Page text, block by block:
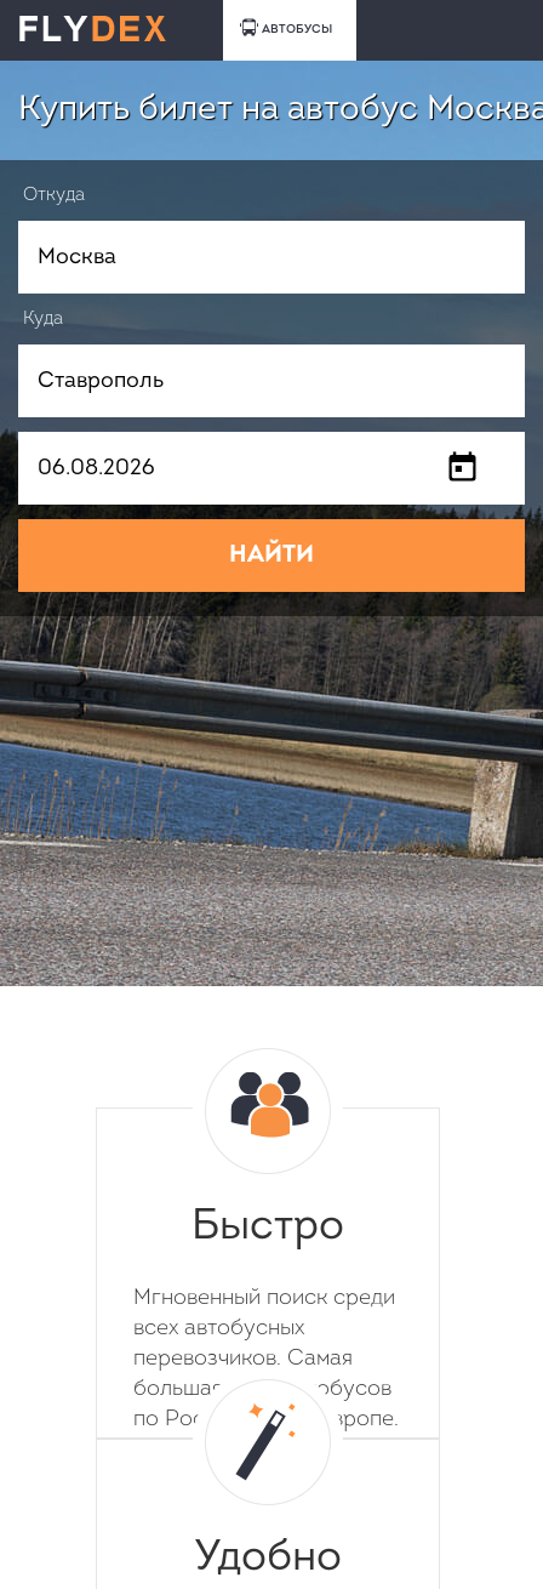
АВТОБУСЫ
Купить билет на автобус
Откуда
Куда
НАЙТИ
Быстро
Мгновенный поиск среди
всех автобусных
перевозчиков. Самая
большая база автобусов
по России, СНГ и Европе.
Удобно